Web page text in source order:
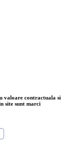
valoare contractuala si
site sunt marci